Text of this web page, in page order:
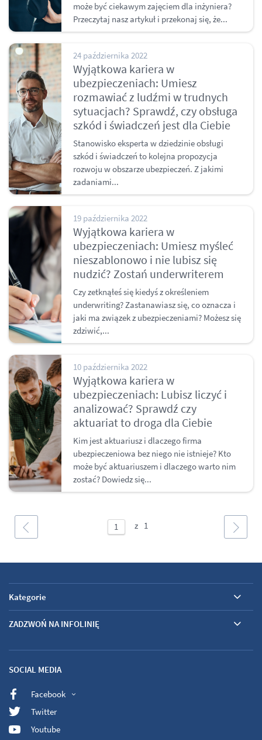
może być ciekawym zajęciem dla inżyniera?
Przeczytaj nasz artykuł i przekonaj się, że...
24 października 2022
Wyjątkowa kariera w
ubezpieczeniach: Umiesz
rozmawiać z ludźmi w trudnych
sytuacjach? Sprawdź, czy obsługa
szkód i świadczeń jest dla Ciebie
Stanowisko eksperta w dziedzinie obsługi
szkód i świadczeń to kolejna propozycja
rozwoju w obszarze ubezpieczeń. Z jakimi
zadaniami...
19 października 2022
Wyjątkowa kariera w
ubezpieczeniach: Umiesz myśleć
nieszablonowo i nie lubisz się
nudzić? Zostań underwriterem
Czy zetknąłeś się kiedyś z określeniem
underwriting? Zastanawiasz się, co oznacza i
jaki ma związek z ubezpieczeniami? Możesz się
zdziwić,...
10 października 2022
Wyjątkowa kariera w
ubezpieczeniach: Lubisz liczyć i
analizować? Sprawdź czy
aktuariat to droga dla Ciebie
Kim jest aktuariusz i dlaczego firma
ubezpieczeniowa bez niego nie istnieje? Kto
może być aktuariuszem i dlaczego warto nim
zostać? Dowiedz się...
Kategorie
ZADZWOŃ NA INFOLINIĘ
SOCIAL MEDIA
Facebook
Twitter
Youtube